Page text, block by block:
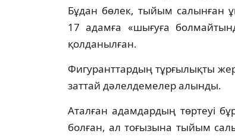
Бұдан бөлек, тыйым салынған
17 адамға «шығуға
қолданылған.
Фигуранттардың тұрғылықты
заттай дәлелдемелер алынды.
Аталған адамдардың төртеуі
болған, ал тоғызына тыйым